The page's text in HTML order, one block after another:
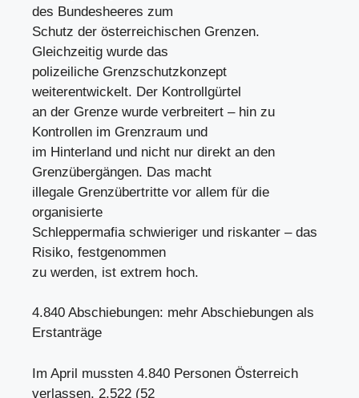
des Bundesheeres zum
Schutz der österreichischen Grenzen.
Gleichzeitig wurde das
polizeiliche Grenzschutzkonzept
weiterentwickelt. Der Kontrollgürtel
an der Grenze wurde verbreitert – hin zu
Kontrollen im Grenzraum und
im Hinterland und nicht nur direkt an den
Grenzübergängen. Das macht
illegale Grenzübertritte vor allem für die
organisierte
Schleppermafia schwieriger und riskanter – das
Risiko, festgenommen
zu werden, ist extrem hoch.
4.840 Abschiebungen: mehr Abschiebungen als
Erstanträge
Im April mussten 4.840 Personen Österreich
verlassen, 2.522 (52